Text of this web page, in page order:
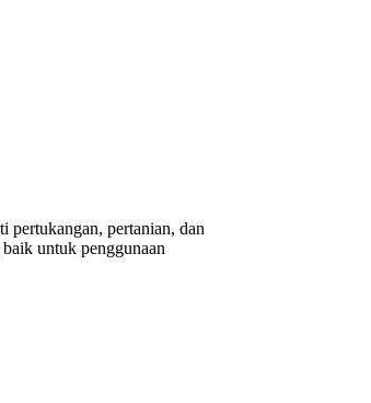
pertukangan, pertanian, dan
untuk penggunaan